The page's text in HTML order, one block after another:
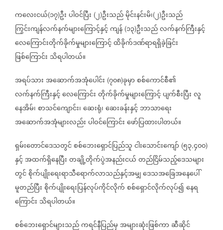
ကလေးငယ်(၁၇)ဦးပါဝင်ပြီး (၂)ဦးသည်မိုင်းနင်းမိ၊(၂)ဦးသည်
ကြွင်းကျန်လက်နက်များကြောင့်နှင့်ကျန် (၁၃)ဦးသည်လက်နက်ကြီးနှင့်
လေကြောင်းတိုက်ခိုက်မှုများကြောင့်ထိခိုက်ဒဏ်ရာရရှိခဲ့ခြင်း
ဖြစ်ကြောင်း သိရပါတယ်။
အရပ်သားအဆောက်အအုံပေါင်း (၇၀၈)ခုမှာစစ်ကောင်စီ၏
လက်နက်ကြီးနှင့်လေကြောင်းတိုက်ခိုက်မှုများကြောင့်ပျက်စီးပြီးလူ
နေအိမ်၊စာသင်ကျောင်း၊ဆေးရုံ၊ဆေးခန်းနှင့်ဘာသာရေး
အဆောက်အအုံများလည်းပါဝင်ကြောင်းဖော်ပြထားပါတယ်။
ရှမ်းတောင်ဒေသတွင်စစ်ဘေးရှောင်ပြည်သူငါးသောင်းကျော် (၅၃,၄၀၀)
နှင့်အထက်ရှိနေပြီးတချို့တိုက်ပွဲအနည်းငယ်တည်ငြိမ်သည့်ဒေသများ
တွင်စိုက်ပျိုးရေးရာသီရောက်လာသည်နှင့်အမျှဒေသအခြေအနေပေါ်
မူတည်ပြီးစိုက်ပျိုးရေးပြန်လုပ်ကိုင်လိုက်စစ်ရှောင်လိုက်လုပ်၍နေရ
ကြောင်း သိရပါတယ်။
စစ်ဘေးရှောင်များသည်ကရင်နီပြည်မှအများဆုံးဖြစ်ကာဆီဆိုင်